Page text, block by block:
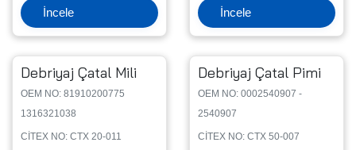
İncele İncele
Debriyaj Çatal Mili
OEM NO: 81910200775
1316321038
CİTEX NO: CTX 20-011
Debriyaj Çatal Pimi
OEM NO: 0002540907 -
2540907
CİTEX NO: CTX 50-007